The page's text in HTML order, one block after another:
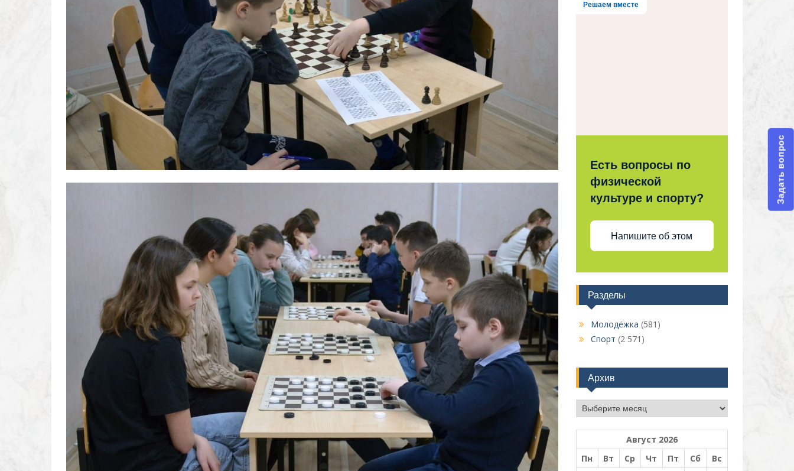
Решаем вместе
Есть вопросы по
физической
культуре и спорту?
Напишите об этом
Разделы
Молодёжка (581)
Спорт (2 571)
Архив
Архив
Август 2026
Пн
Вт Ср Чт Пт Сб
Вс
Задать вопрос